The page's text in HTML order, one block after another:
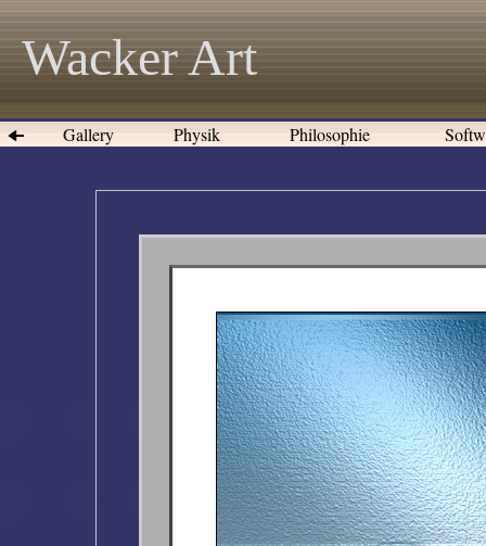
Wacker Art
Gallery Physik Philosophie